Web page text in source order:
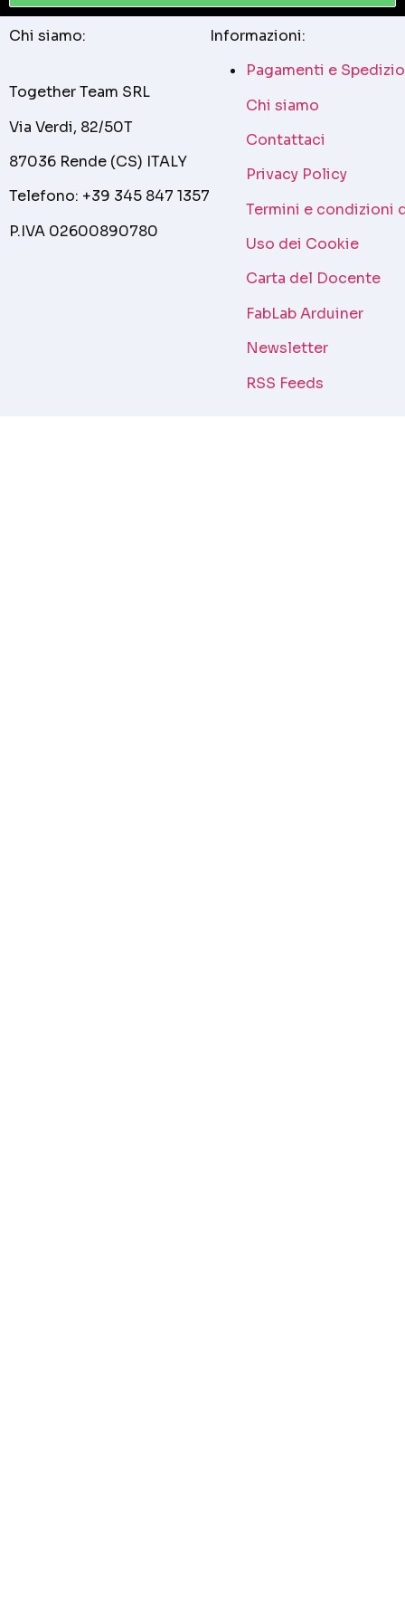
Chi siamo:
Together Team SRL
Via Verdi, 82/50T
87036 Rende (CS) ITALY
Telefono: +39 345 847 1357
P.IVA 02600890780
Informazioni:
Pagamenti e
Chi siamo
Contattaci
Privacy Policy
Termini e condizioni
Uso dei Cookie
Carta del Docente
FabLab Arduiner
Newsletter
RSS Feeds